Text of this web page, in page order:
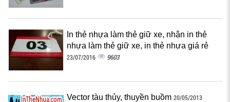
In thẻ nhựa làm thẻ giữ xe, nhận in thẻ
nhựa làm thẻ giữ xe, in thẻ nhựa giá rẻ
23/07/2016 9603
Vector tàu thủy, thuyền buồm 20/05/2013